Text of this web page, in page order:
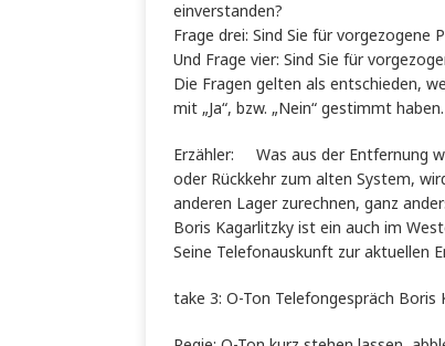
einverstanden?
Frage drei: Sind Sie für vorgezogene
Und Frage vier: Sind Sie für
Die Fragen gelten als entschieden,
mit „Ja“, bzw. „Nein“ gestimmt haben.
Erzähler: Was aus der
oder Rückkehr zum alten System,
anderen Lager zurechnen, ganz
Boris Kagarlitzky ist ein auch im
Seine Telefonauskunft zur aktuellen
take 3: O-Ton Telefongespräch Boris